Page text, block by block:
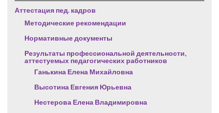
Аттестация пед. кадров
Методические рекомендации
Нормативные документы
Результаты профессиональной деятельности,
аттестуемых педагогических работников
Ганькина Елена Михайловна
Высотина Евгения Юрьевна
Нестерова Елена Владимировна